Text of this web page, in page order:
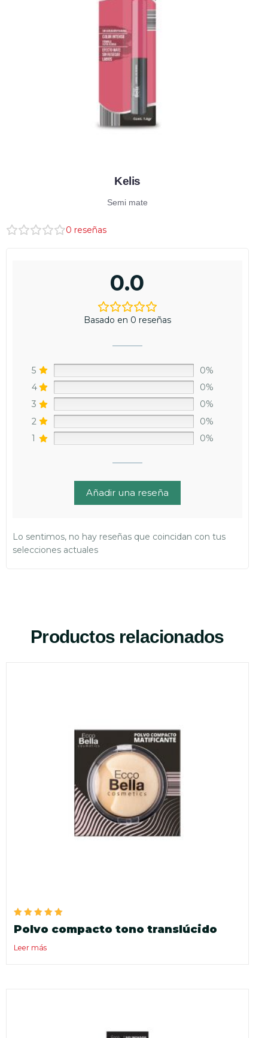
Kelis
Semi mate
0 reseñas
0.0
Basado en 0 reseñas
5
0%
4
0%
3
0%
2
0%
1
0%
Añadir una reseña
Lo sentimos, no hay reseñas que coincidan con tus
selecciones actuales
Productos relacionados
en
de 5
Polvo compacto tono translúcido
Leer más